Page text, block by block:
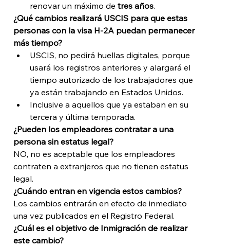
renovar un máximo de tres años.
¿Qué cambios realizará USCIS para que estas
personas con la visa H-2A puedan permanecer
más tiempo?
USCIS, no pedirá huellas digitales, porque
usará los registros anteriores y alargará el
tiempo autorizado de los trabajadores que
ya están trabajando en Estados Unidos.
Inclusive a aquellos que ya estaban en su
tercera y última temporada.
¿Pueden los empleadores contratar a una
persona sin estatus legal?
NO, no es aceptable que los empleadores
contraten a extranjeros que no tienen estatus
legal.
¿Cuándo entran en vigencia estos cambios?
Los cambios entrarán en efecto de inmediato
una vez publicados en el Registro Federal.
¿Cuál es el objetivo de Inmigración de realizar
este cambio?